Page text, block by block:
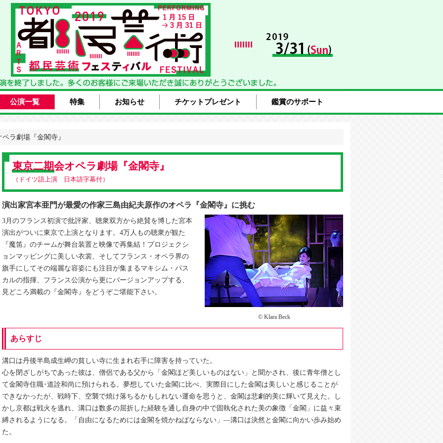
公演一覧 特集 お知らせ チケットプレゼント 鑑賞のサポート
ラ劇場『金閣寺』
東京二期会オペラ劇場『金閣寺』
（ドイツ語上演 日本語字幕付）
演出家宮本亜門が最愛の作家三島由紀夫原作のオペラ『金閣寺』に挑む
© Klara Beck
3月のフランス初演で批評家、聴衆双方から絶賛を博した宮本
演出がついに東京で上演となります。4万人もの聴衆が観た
『魔笛』のチームが舞台装置と映像で再集結！プロジェクシ
ョンマッピングに美しい衣裳、そしてフランス・オペラ界の
旗手にしてその端麗な容姿にも注目が集まるマキシム・パス
カルの指揮、フランス公演から更にバージョンアップする、
見どころ満載の『金閣寺』をどうぞご堪能下さい。
あらすじ
溝口は丹後半島成生岬の貧しい寺に生まれ右手に障害を持っていた。
心を閉ざしがちであった彼は、僧侶である父から「金閣ほど美しいものはない」と聞かされ、後に青年僧とし
て金閣寺住職･道詮和尚に預けられる。夢想していた金閣に比べ、実際目にした金閣は美しいと感じることが
できなかったが、戦時下、空襲で焼け落ちるかもしれない運命を思うと、金閣は悲劇的美に輝いて見えた。し
かし京都は戦火を逃れ、溝口は数多の屈折した経験を通し自身の中で固執化された美の象徴「金閣」に益々束
縛されるようになる。「自由になるためには金閣を焼かねばならない」―溝口は決然と金閣に向かい歩み始め
た。